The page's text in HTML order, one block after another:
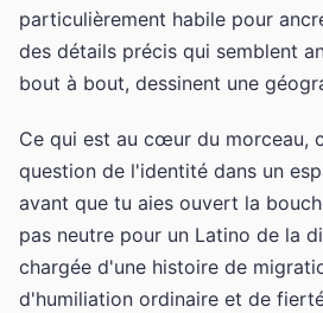
particulièrement habile pour
des détails précis qui semblent
bout à bout, dessinent une
Ce qui est au cœur du morceau,
question de l'identité dans un
avant que tu aies ouvert la
pas neutre pour un Latino de la
chargée d'une histoire de
d'humiliation ordinaire et de